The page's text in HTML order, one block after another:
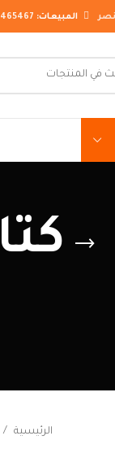
المبيعات:
غرف نوم
غرف نوم
الرئيسية